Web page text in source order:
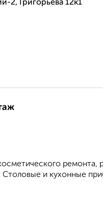
Григорьева 12к1
ремонта,
и кухонные